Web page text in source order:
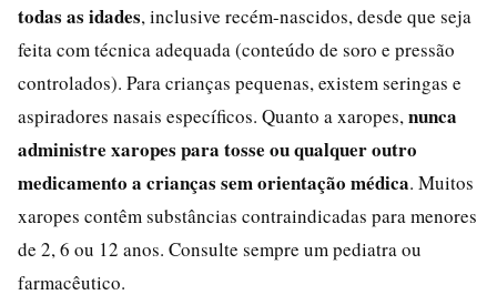
todas as idades, inclusive recém-nascidos, desde que seja
feita com técnica adequada (conteúdo de soro e pressão
controlados). Para crianças pequenas, existem seringas e
aspiradores nasais específicos. Quanto a xaropes, nunca
administre xaropes para tosse ou qualquer outro
medicamento a crianças sem orientação médica. Muitos
xaropes contêm substâncias contraindicadas para menores
de 2, 6 ou 12 anos. Consulte sempre um pediatra ou
farmacêutico.